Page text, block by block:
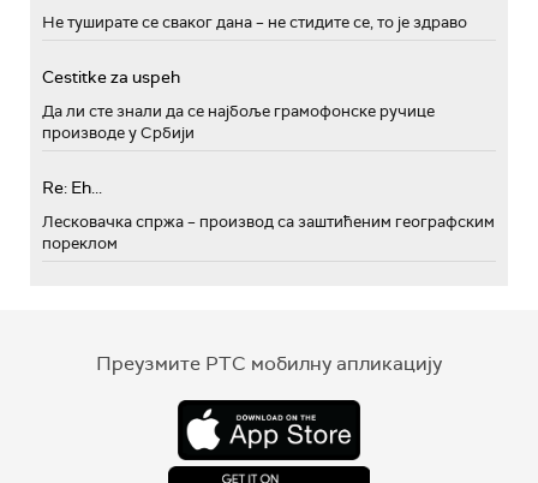
Не туширате се сваког дана – не стидите се, то је здраво
Cestitke za uspeh
Да ли сте знали да се најбоље грамофонске ручице
производе у Србији
Re: Eh...
Лесковачка спржа – производ са заштићеним географским
пореклом
Преузмите РТС мобилну апликацију